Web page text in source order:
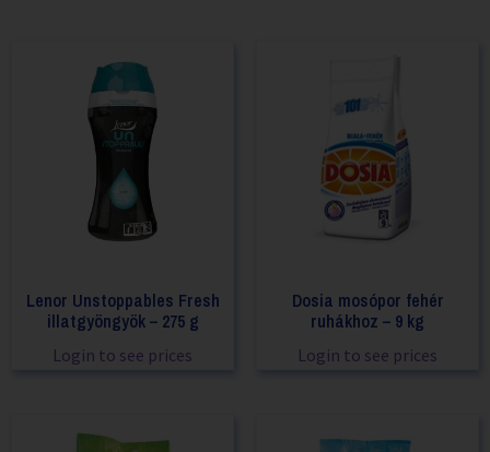
Lenor Unstoppables Fresh
illatgyöngyök – 275 g
Login to see prices
Dosia mosópor fehér
ruhákhoz – 9 kg
Login to see prices